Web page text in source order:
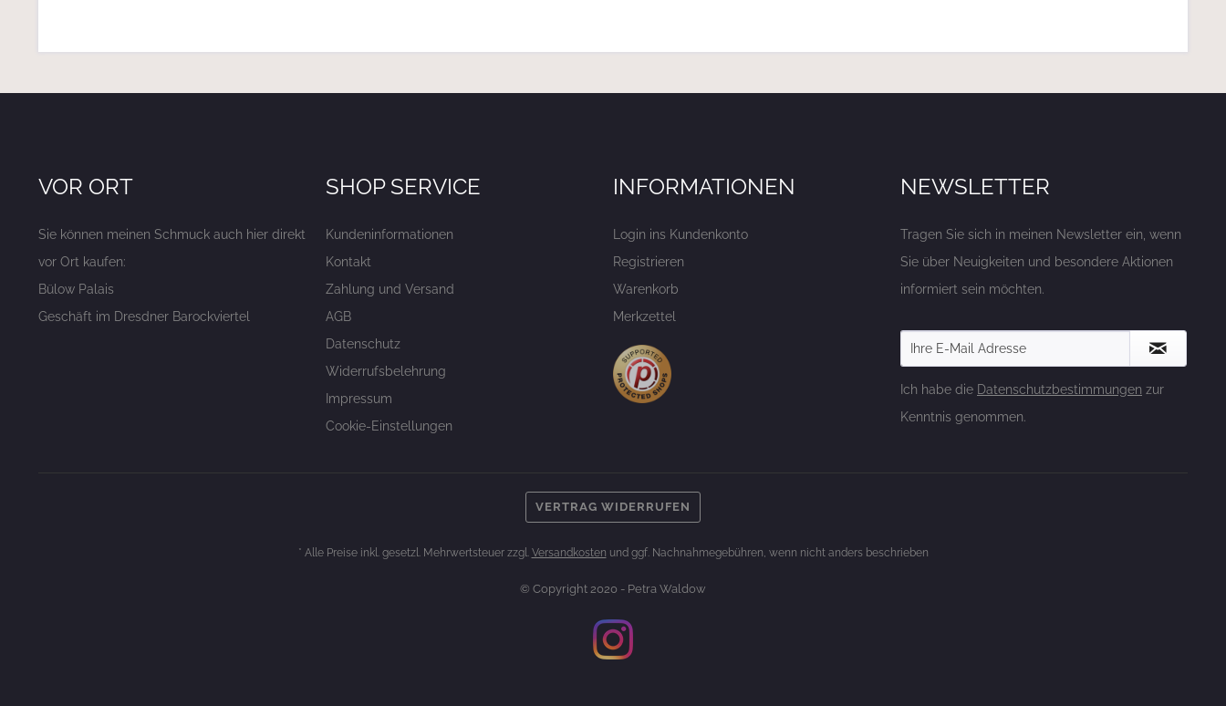
VOR ORT
Sie können meinen Schmuck auch hier direkt
vor Ort kaufen:
Bülow Palais
Geschäft im Dresdner Barockviertel
SHOP SERVICE
Kundeninformationen
Kontakt
Zahlung und Versand
AGB
Datenschutz
Widerrufsbelehrung
Impressum
Cookie-Einstellungen
INFORMATIONEN
Login ins Kundenkonto
Registrieren
Warenkorb
Merkzettel
NEWSLETTER
Tragen Sie sich in meinen Newsletter ein, wenn
Sie über Neuigkeiten und besondere Aktionen
informiert sein möchten.
Ich habe die Datenschutzbestimmungen zur
Kenntnis genommen.
VERTRAG WIDERRUFEN
* Alle Preise inkl. gesetzl. Mehrwertsteuer zzgl. Versandkosten und ggf. Nachnahmegebühren, wenn nicht anders beschrieben
© Copyright 2020 - Petra Waldow